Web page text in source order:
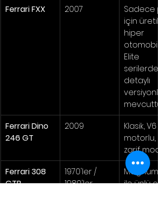
Ferrari FXX
2007
Sadece
için
hiper
otomobil.
Elite
serilerde
detaylı
Ferrari Dino
246 GT
2009
Klasik, V6
motorlu,
zarif
Ferrari 308
GTB
1970'ler /
1980'ler
Magnum
ile ünlü